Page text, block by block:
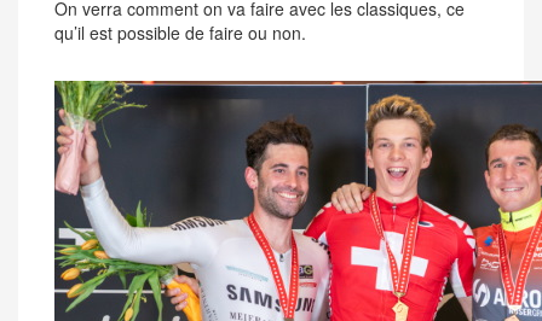
On verra comment on va faire avec les classiques, ce
qu’il est possible de faire ou non.